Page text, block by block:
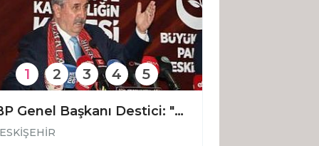
BBP Genel Başkanı Destici: "Böyle giderse, nüfusumuz 50 milyonun altına düşer"
ESKİŞEHİR
1 2 3 4 5